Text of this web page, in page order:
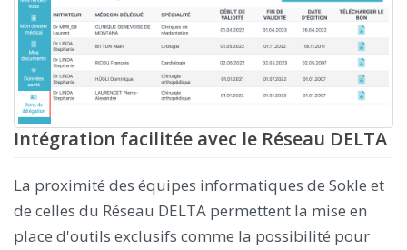
Intégration facilitée avec le Réseau DELTA
La proximité des équipes informatiques de Sokle et
de celles du Réseau DELTA permettent la mise en
place d'outils exclusifs comme la possibilité pour